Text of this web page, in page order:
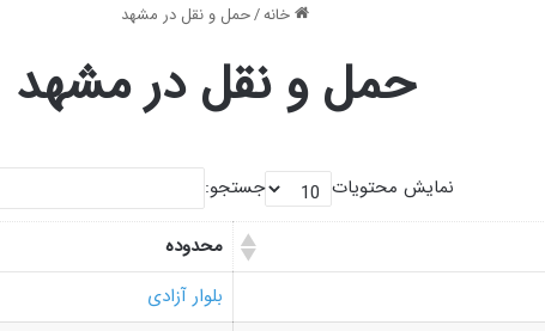
خانه/حمل و نقل در مشهد
حمل و نقل در مشهد
نمایش محتویات جستجو:
محدوده
بلوار آزادی